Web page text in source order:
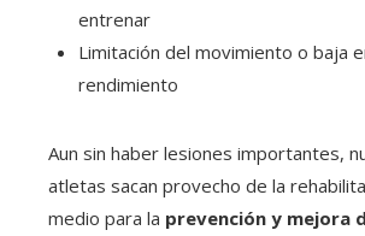
entrenar
Limitación del movimiento o baja
rendimiento
Aun sin haber lesiones importantes,
atletas sacan provecho de la
medio para la prevención y mejora